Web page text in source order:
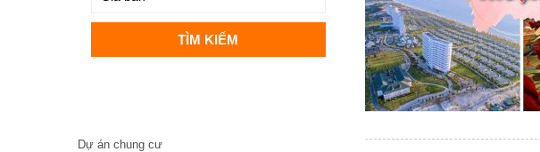
Dự án chung cư